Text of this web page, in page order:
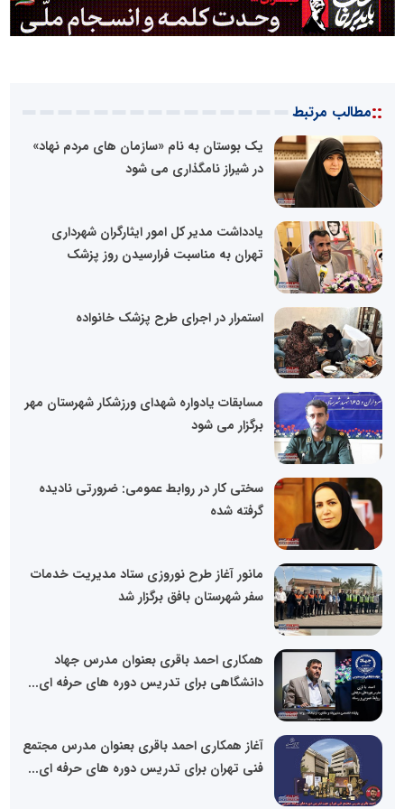
::مطالب مرتبط
یک بوستان به نام «سازمان های مردم نهاد»
در شیراز نامگذاری می شود
یادداشت مدیر کل امور ایثارگران شهرداری
تهران به مناسبت فرارسیدن روز پزشک
استمرار در اجرای طرح پزشک خانواده
مسابقات یادواره شهدای ورزشکار شهرستان مهر
برگزار می شود
سختی کار در روابط عمومی: ضرورتی نادیده
گرفته شده
مانور آغاز طرح نوروزی ستاد مدیریت خدمات
سفر شهرستان بافق برگزار شد
همکاری احمد باقری بعنوان مدرس جهاد
دانشگاهی برای تدریس دوره های حرفه ای...
آغاز همکاری احمد باقری بعنوان مدرس مجتمع
فنی تهران برای تدریس دوره های حرفه ای...